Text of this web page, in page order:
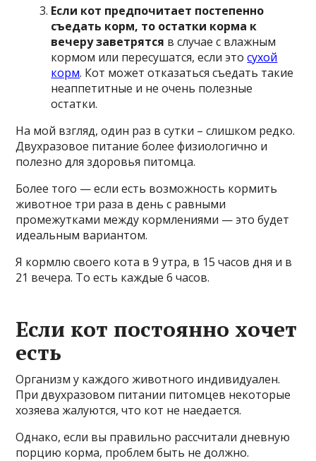
Если кот предпочитает постепенно
съедать корм, то остатки корма к
вечеру заветрятся в случае с влажным
кормом или пересушатся, если этосухой
корм. Кот может отказаться съедать такие
неаппетитные и не очень полезные
остатки.
На мой взгляд, один раз в сутки – слишком редко.
Двухразовое питание более физиологично и
полезно для здоровья питомца.
Более того — если есть возможность кормить
животное три раза в день с равными
промежутками между кормлениями — это будет
идеальным вариантом.
Я кормлю своего кота в 9 утра, в 15 часов дня и в
21 вечера. То есть каждые 6 часов.
Если кот постоянно хочет
есть
Организм у каждого животного индивидуален.
При двухразовом питании питомцев некоторые
хозяева жалуются, что кот не наедается.
Однако, если вы правильно рассчитали дневную
порцию корма, проблем быть не должно.